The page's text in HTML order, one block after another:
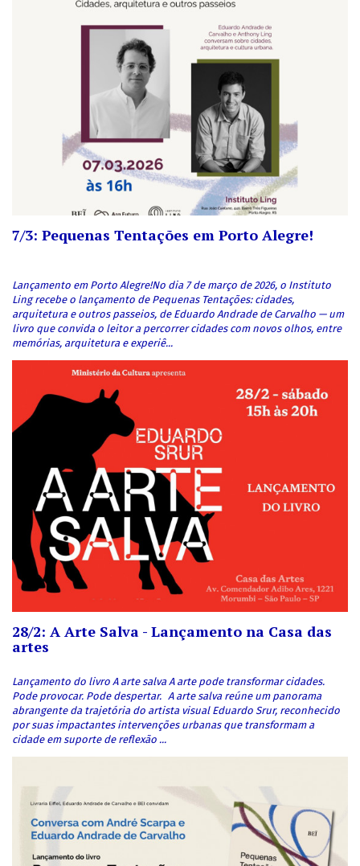
Exposições
ARTE AFRICANA
CONTEÚDOS
Ciências políticas
7/3: Pequenas Tentações em Porto Alegre!
Lançamento em Porto Alegre!No dia 7 de março de 2026, o Instituto
Ling recebe o lançamento de Pequenas Tentações: cidades,
arquitetura e outros passeios, de Eduardo Andrade de Carvalho — um
livro que convida o leitor a percorrer cidades com novos olhos, entre
memórias, arquitetura e experiê...
28/2: A Arte Salva - Lançamento na Casa das
artes
Lançamento do livro A arte salva A arte pode transformar cidades.
Pode provocar. Pode despertar. A arte salva reúne um panorama
abrangente da trajetória do artista visual Eduardo Srur, reconhecido
por suas impactantes intervenções urbanas que transformam a
cidade em suporte de reflexão ...